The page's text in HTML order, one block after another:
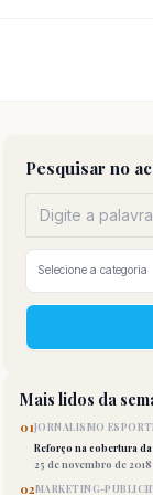
Pesquisar no
Mais lidos da
01JORNALISMO
Reforço na cobertura
25 de novembro de 2018
02MARKETING-